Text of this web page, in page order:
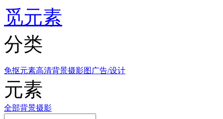
觅元素
分类
免抠元素高清背景摄影图 广告/设计
元素
全部背景摄影